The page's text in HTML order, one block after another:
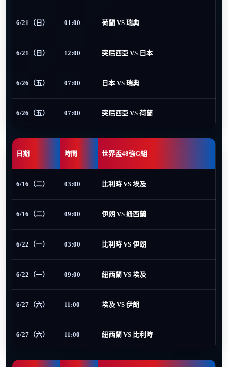
6/21（日） 01:00 荷蘭 VS 瑞典
6/21（日） 12:00 突尼西亞 VS 日本
6/26（五） 07:00 日本 VS 瑞典
6/26（五） 07:00 突尼西亞 VS 荷蘭
日期 時間 世界盃48強G組
6/16（二） 03:00 比利時 VS 埃及
6/16（二） 09:00 伊朗 VS 紐西蘭
6/22（一） 03:00 比利時 VS 伊朗
6/22（一） 09:00 紐西蘭 VS 埃及
6/27（六） 11:00 埃及 VS 伊朗
6/27（六） 11:00 紐西蘭 VS 比利時